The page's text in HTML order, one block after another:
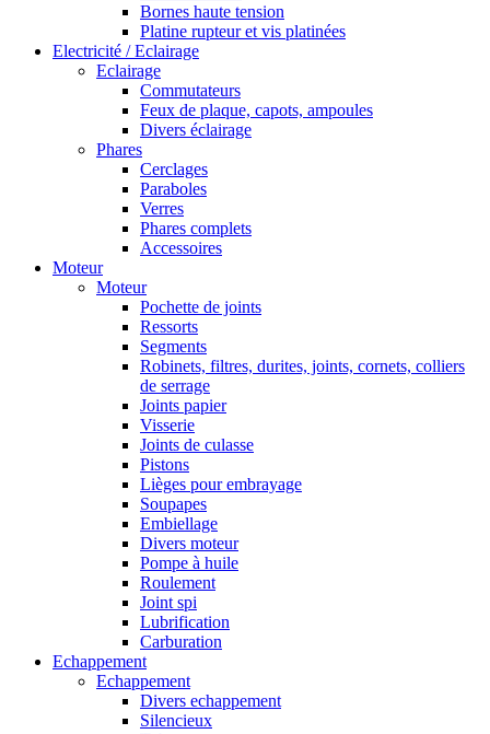
Bornes haute tension
Platine rupteur et vis platinées
Electricité / Eclairage
Eclairage
Commutateurs
Feux de plaque, capots, ampoules
Divers éclairage
Phares
Cerclages
Paraboles
Verres
Phares complets
Accessoires
Moteur
Moteur
Pochette de joints
Ressorts
Segments
Robinets, filtres, durites, joints, cornets, colliers
de serrage
Joints papier
Visserie
Joints de culasse
Pistons
Lièges pour embrayage
Soupapes
Embiellage
Divers moteur
Pompe à huile
Roulement
Joint spi
Lubrification
Carburation
Echappement
Echappement
Divers echappement
Silencieux